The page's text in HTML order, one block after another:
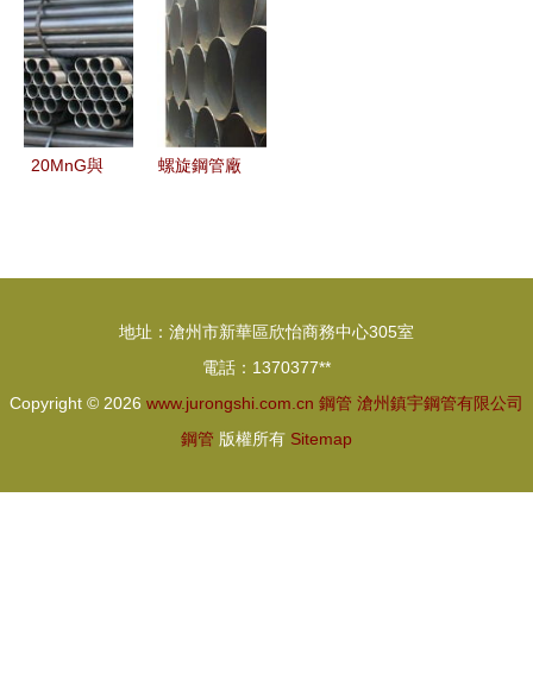
套應用指南
與工藝分析
20MnG與
螺旋鋼管廠
地址：滄州市新華區欣怡商務中心305室
電話：1370377**
Copyright © 2026 www.jurongshi.com.cn 鋼管 滄州鎮宇鋼管有限公司
鋼管 版權所有 Sitemap